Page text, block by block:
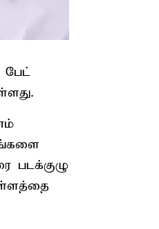
பேட்
படக்குழு